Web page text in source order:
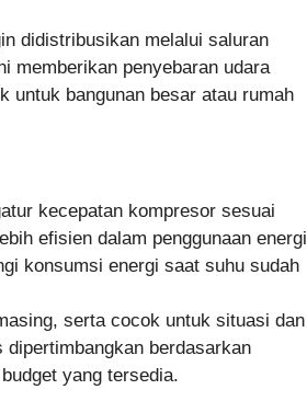
didistribusikan melalui saluran
memberikan penyebaran udara
untuk bangunan besar atau rumah
kecepatan kompresor sesuai
efisien dalam penggunaan energi
konsumsi energi saat suhu sudah
serta cocok untuk situasi dan
dipertimbangkan berdasarkan
yang tersedia.